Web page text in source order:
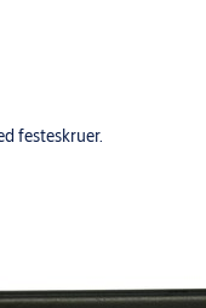
festeskruer.